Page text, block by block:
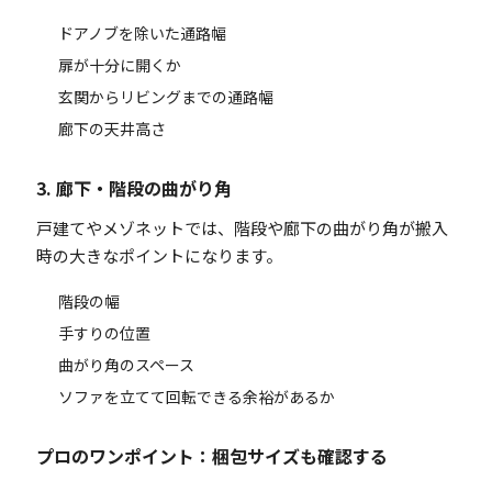
ドアノブを除いた通路幅
扉が十分に開くか
玄関からリビングまでの通路幅
廊下の天井高さ
3. 廊下・階段の曲がり角
戸建てやメゾネットでは、階段や廊下の曲がり角が搬入
時の大きなポイントになります。
階段の幅
手すりの位置
曲がり角のスペース
ソファを立てて回転できる余裕があるか
プロのワンポイント：梱包サイズも確認する